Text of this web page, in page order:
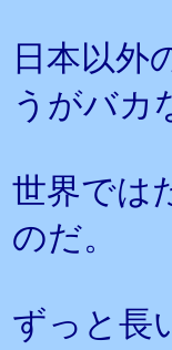
日本以外
うがバカ
世界では
のだ。
ずっと長